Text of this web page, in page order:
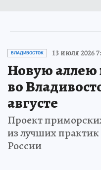
ВЛАДИВОСТОК 13 июля 2026
Новую аллею
во
августе
Проект
из лучших практик
России